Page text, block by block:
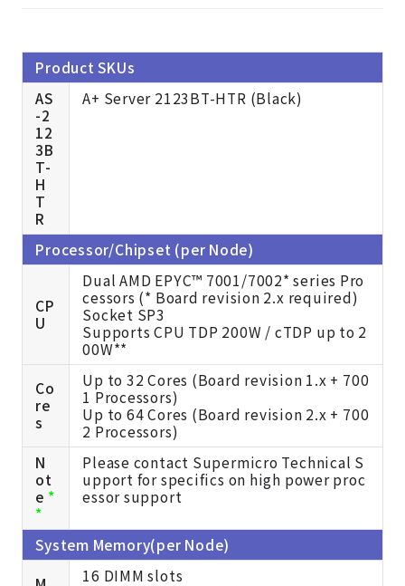
Product SKUs
AS
-2
12
3B
T-
H
T
R
A+ Server 2123BT-HTR (Black)
Processor/Chipset (per Node)
CP
U
Dual AMD EPYC™ 7001/7002* series Pro
cessors (* Board revision 2.x required)
Socket SP3
Supports CPU TDP 200W / cTDP up to 2
00W**
Co
re
s
Up to 32 Cores (Board revision 1.x + 700
1 Processors)
Up to 64 Cores (Board revision 2.x + 700
2 Processors)
N
ot
e *
*
Please contact Supermicro Technical S
upport for specifics on high power proc
essor support
System Memory(per Node)
16 DIMM slots